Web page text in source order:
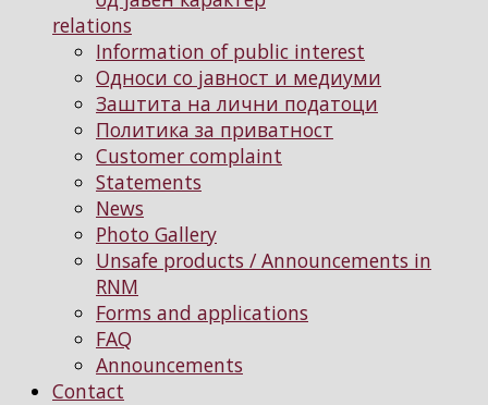
relations
Information of public interest
Односи со јавност и медиуми
Заштита на лични податоци
Политика за приватност
Customer complaint
Statements
News
Photo Gallery
Unsafe products / Announcements in
RNM
Forms and applications
FAQ
Announcements
Contact